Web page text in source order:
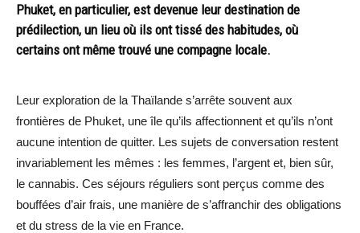
Phuket, en particulier, est devenue leur destination de
prédilection, un lieu où ils ont tissé des habitudes, où
certains ont même trouvé une compagne locale.
Leur exploration de la Thaïlande s’arrête souvent aux
frontières de Phuket, une île qu’ils affectionnent et qu’ils n’ont
aucune intention de quitter. Les sujets de conversation restent
invariablement les mêmes : les femmes, l’argent et, bien sûr,
le cannabis. Ces séjours réguliers sont perçus comme des
bouffées d’air frais, une manière de s’affranchir des obligations
et du stress de la vie en France.